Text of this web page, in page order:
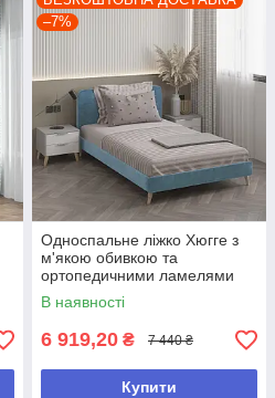
–7%
Односпальне ліжко Хюгге з
м'якою обивкою та
ортопедичними ламелями
Блакитний 900*950*2056 мм
В наявності
6 919,20 ₴ 7 440 ₴
Купити